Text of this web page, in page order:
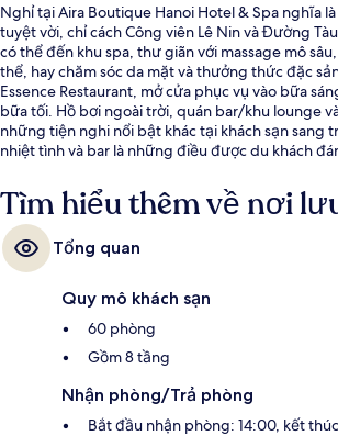
Nghỉ tại Aira Boutique Hanoi Hotel & Spa nghĩa
tuyệt vời, chỉ cách Công viên Lê Nin và Đường
có thể đến khu spa, thư giãn với massage mô
thể, hay chăm sóc da mặt và thưởng thức đặc
Essence Restaurant, mở cửa phục vụ vào bữa
bữa tối. Hồ bơi ngoài trời, quán bar/khu lounge
những tiện nghi nổi bật khác tại khách sạn sang
nhiệt tình và bar là những điều được du khách
Tìm hiểu thêm về nơi
Tổng quan
Quy mô khách sạn
60 phòng
Gồm 8 tầng
Nhận phòng/Trả phòng
Bắt đầu nhận phòng: 14:00, kết